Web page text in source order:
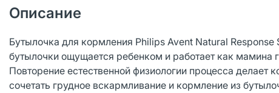
Описание
Бутылочка для кормления Philips Avent Natural
бутылочки ощущается ребенком и работает как
Повторение естественной физиологии процесса
сочетать грудное вскармливание и кормление из